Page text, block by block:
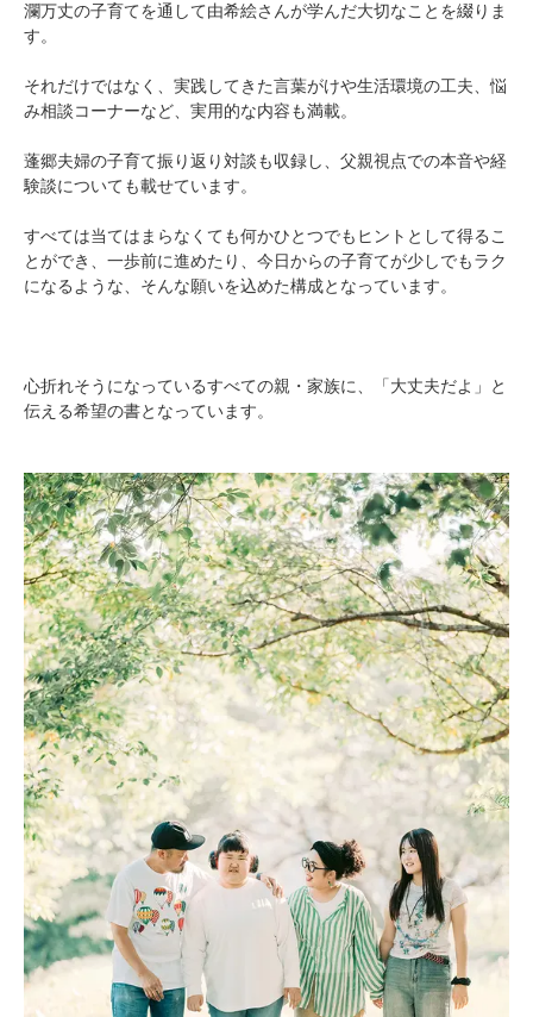
瀾万丈の子育てを通して由希絵さんが学んだ大切なことを綴りま
す。
それだけではなく、実践してきた言葉がけや生活環境の工夫、悩
み相談コーナーなど、実用的な内容も満載。
蓬郷夫婦の子育て振り返り対談も収録し、父親視点での本音や経
験談についても載せています。
すべては当てはまらなくても何かひとつでもヒントとして得るこ
とができ、一歩前に進めたり、今日からの子育てが少しでもラク
になるような、そんな願いを込めた構成となっています。
心折れそうになっているすべての親・家族に、「大丈夫だよ」と
伝える希望の書となっています。